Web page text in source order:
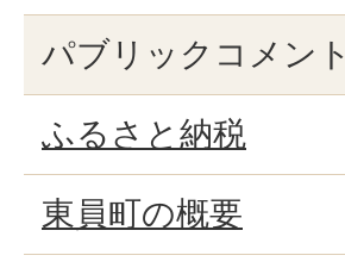
パブリックコメント
ふるさと納税
東員町の概要